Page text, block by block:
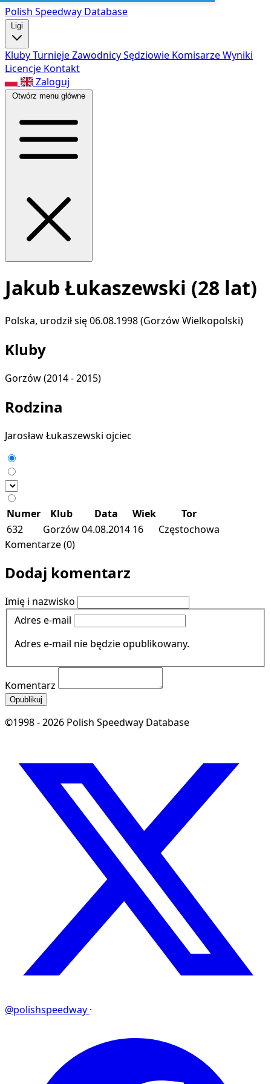
Polish Speedway Database
Ligi
KlubyTurniejeZawodnicySędziowie KomisarzeWyniki
Licencje Kontakt
Zaloguj
Otwórz menu główne
Jakub Łukaszewski (28 lat)
Polska, urodził się 06.08.1998 (Gorzów Wielkopolski)
Kluby
Gorzów(2014 - 2015)
Rodzina
Jarosław Łukaszewski ojciec
Numer Klub Data Wiek
Tor
632
Gorzów04.08.2014 16
Częstochowa
Komentarze (0)
Dodaj komentarz
Imię i nazwisko
Adres e-mail
Adres e-mail nie będzie opublikowany.
Komentarz
Opublikuj
©1998 - 2026 Polish Speedway Database
@polishspeedway ·